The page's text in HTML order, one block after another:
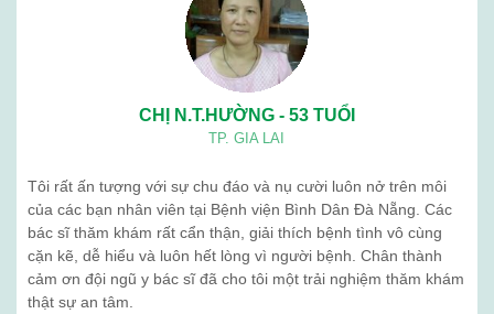
CHỊ N.T.HƯỜNG - 53 TUỔI
TP. GIA LAI
Tôi rất ấn tượng với sự chu đáo và nụ cười luôn nở trên môi
của các bạn nhân viên tại Bệnh viện Bình Dân Đà Nẵng. Các
bác sĩ thăm khám rất cẩn thận, giải thích bệnh tình vô cùng
cặn kẽ, dễ hiểu và luôn hết lòng vì người bệnh. Chân thành
cảm ơn đội ngũ y bác sĩ đã cho tôi một trải nghiệm thăm khám
thật sự an tâm.